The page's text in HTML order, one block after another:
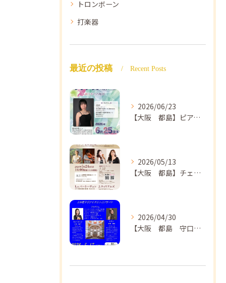
トロンボーン
打楽器
最近の投稿 Recent Posts
2026/06/23
【大阪 都島】ピアノ教室ならNAOMIミュージックスクール ピアノ講師 佐々木唯先生のコンサートのご案内🎵
2026/05/13
【大阪 都島】チェロ教室 NAOMIミュージックスクール❣️チェリスト中島紗理先生のコンサートのご案内🎵
2026/04/30
【大阪 都島 守口】ヴァイオリン教室❣️NAOMIミュージックスクール🎵ヴァイオリン講師 上田哲子先生のコンサートのご案内❗️